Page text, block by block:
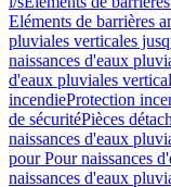
Eléments de barrières
pluviales verticales
naissances d'eaux
d'eaux pluviales
incendieProtection
de sécuritéPièces
naissances d'eaux
pour Pour naissances
naissances d'eaux